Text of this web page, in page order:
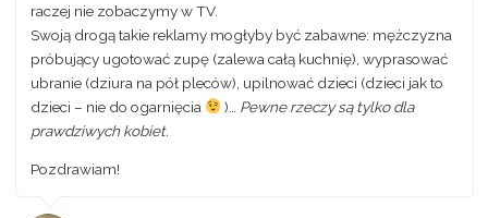
raczej nie zobaczymy w TV.
Swoją drogą takie reklamy mogłyby być zabawne: mężczyzna
próbujący ugotować zupę (zalewa całą kuchnię), wyprasować
ubranie (dziura na pół pleców), upilnować dzieci (dzieci jak to
dzieci – nie do ogarnięcia
)… Pewne rzeczy są tylko dla
prawdziwych kobiet.
Pozdrawiam!